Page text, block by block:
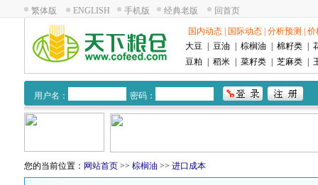
繁体版 ENGLISH 手机版 经典老版 回首页
国内动态 国际动态 分析预测
价
大豆
豆油 棕榈油 棉籽类
豆粕
稻米 菜籽类 芝麻类
用户名： 密码：
您的当前位置： 网站首页 >> 棕榈油 >> 进口成本